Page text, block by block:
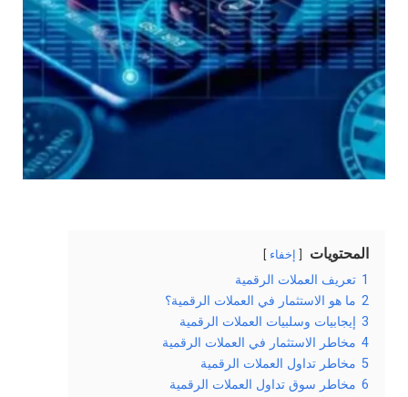
المحتويات إخفاء
1 تعريف العملات الرقمية
2 ما هو الاستثمار في العملات الرقمية؟
3 إيجابيات وسلبيات العملات الرقمية
4 مخاطر الاستثمار في العملات الرقمية
5 مخاطر تداول العملات الرقمية
6 مخاطر سوق تداول العملات الرقمية